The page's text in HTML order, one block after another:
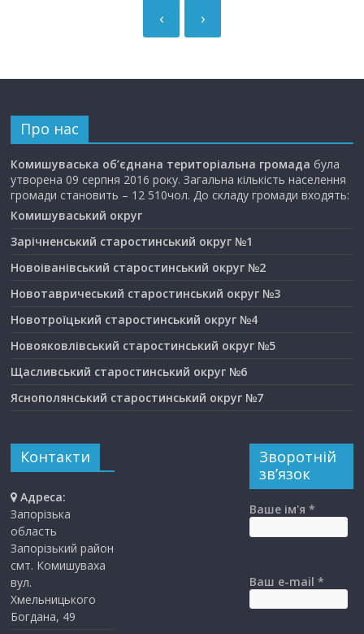
›
‹
Про нас
Комишуваська об’єднана територіальна громада була
утворена 09 серпня 2016 року. Загальна кількість населення
громади становить – 12 510чол. До складу громади входять:
Комишуваський округ
Зарічненський старостинський округ №1
Новоіванівський старостинський округ №2
Новотавричеський старостинський округ №3
Новотроїцький старостинський округ №4
Новояковлівський старостинський округ №5
Щасливський старостинський округ №6
Яснополянський старостинський округ №7
Контакти
Адреса:
Запорізька
область
Запорізький район
смт. Комишуваха
вул.
Хмельницького
Богдана, 49
Зворотній
зв’язок
Ваше ім'я *
Ваш e-mail *